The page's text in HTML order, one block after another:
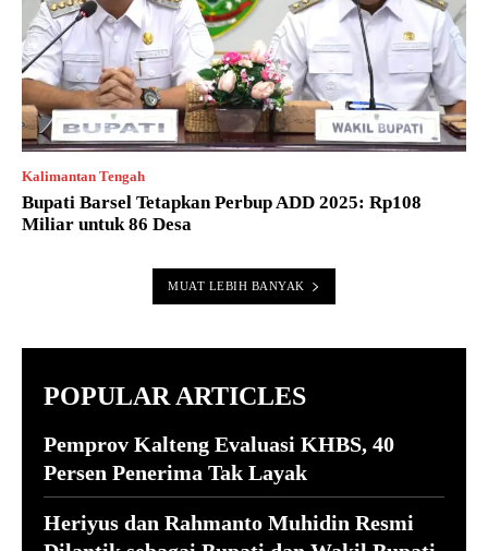
Kalimantan Tengah
Bupati Barsel Tetapkan Perbup ADD 2025: Rp108
Miliar untuk 86 Desa
MUAT LEBIH BANYAK
POPULAR ARTICLES
Pemprov Kalteng Evaluasi KHBS, 40
Persen Penerima Tak Layak
Heriyus dan Rahmanto Muhidin Resmi